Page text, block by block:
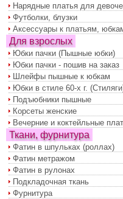
Нарядные платья для
Футболки, блузки
Аксессуары к платьям,
Для взрослых
Юбки пачки (Пышные юбки)
Юбки пачки - пошив на заказ
Шлейфы пышные к юбкам
Юбки в стиле 60-х г.
Подъюбники пышные
Корсеты женские
Вечерние и коктейльные
Ткани, фурнитура
Фатин в шпульках (роллах)
Фатин метражом
Фатин в рулонах
Подкладочная ткань
Фурнитура